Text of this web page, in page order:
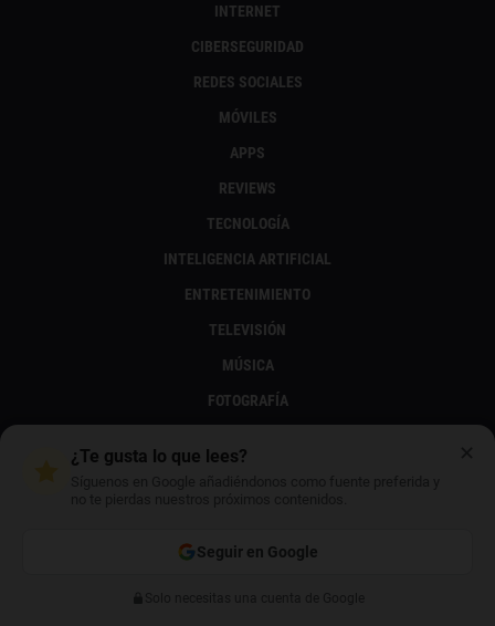
INTERNET
CIBERSEGURIDAD
REDES SOCIALES
MÓVILES
APPS
REVIEWS
TECNOLOGÍA
INTELIGENCIA ARTIFICIAL
ENTRETENIMIENTO
TELEVISIÓN
MÚSICA
FOTOGRAFÍA
LIBROS, CÓMICS Y MANGAS
ORDENADORES
¿Te gusta lo que lees?
Seguir en Google